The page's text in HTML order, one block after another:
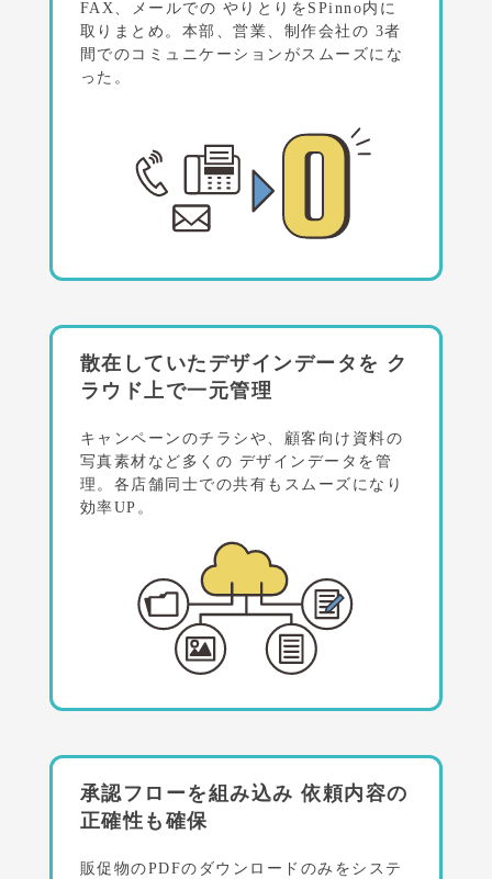
FAX、メールでの やりとりをSPinno内に
取りまとめ。本部、営業、制作会社の 3者
間でのコミュニケーションがスムーズにな
った。
散在していたデザインデータを ク
ラウド上で一元管理
キャンペーンのチラシや、顧客向け資料の
写真素材など多くの デザインデータを管
理。各店舗同士での共有もスムーズになり
効率UP。
承認フローを組み込み 依頼内容の
正確性も確保
販促物のPDFのダウンロードのみをシステ